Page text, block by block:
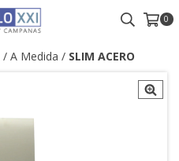
0
/ A Medida / SLIM ACERO